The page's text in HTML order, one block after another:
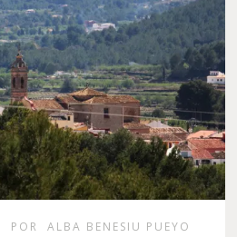
POR ALBA BENESIU PUEYO